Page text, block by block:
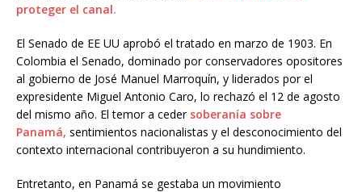
proteger el canal.
El Senado de EE UU aprobó el tratado en marzo de 1903. En
Colombia el Senado, dominado por conservadores opositores
al gobierno de José Manuel Marroquín, y liderados por el
expresidente Miguel Antonio Caro, lo rechazó el 12 de agosto
del mismo año. El temor a cedersoberanía sobre
Panamá, sentimientos nacionalistas y el desconocimiento del
contexto internacional contribuyeron a su hundimiento.
Entretanto, en Panamá se gestaba un movimiento